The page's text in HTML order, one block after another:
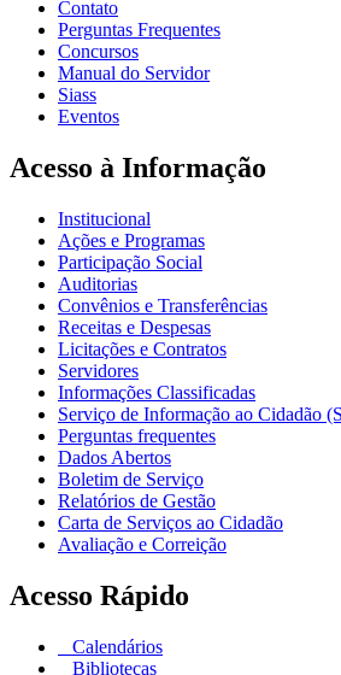
Contato
Perguntas Frequentes
Concursos
Manual do Servidor
Siass
Eventos
Acesso à Informação
Institucional
Ações e Programas
Participação Social
Auditorias
Convênios e Transferências
Receitas e Despesas
Licitações e Contratos
Servidores
Informações Classificadas
Serviço de Informação ao Cidadão
Perguntas frequentes
Dados Abertos
Boletim de Serviço
Relatórios de Gestão
Carta de Serviços ao Cidadão
Avaliação e Correição
Acesso Rápido
Calendários
Bibliotecas